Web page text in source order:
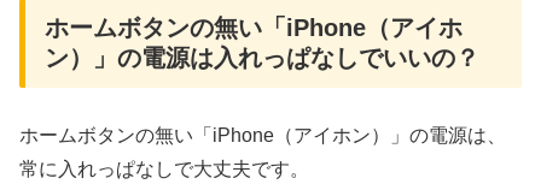
ホームボタンの無い「iPhone（アイホ
ン）」の電源は入れっぱなしでいいの？
ホームボタンの無い「iPhone（アイホン）」の電源は、
常に入れっぱなしで大丈夫です。